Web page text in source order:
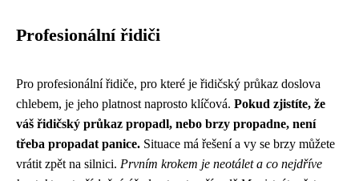
Profesionální řidiči
Pro profesionální řidiče, pro které je řidičský průkaz doslova
chlebem, je jeho platnost naprosto klíčová. Pokud zjistíte, že
váš řidičský průkaz propadl, nebo brzy propadne, není
třeba propadat panice. Situace má řešení a vy se brzy můžete
vrátit zpět na silnici. Prvním krokem je neotálet a co nejdříve